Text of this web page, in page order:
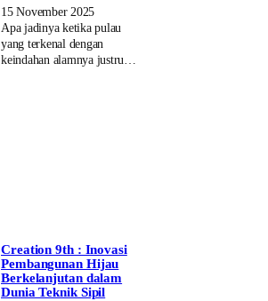
15 November 2025
Apa jadinya ketika pulau
yang terkenal dengan
keindahan alamnya justru…
Creation 9th : Inovasi
Pembangunan Hijau
Berkelanjutan dalam
Dunia Teknik Sipil